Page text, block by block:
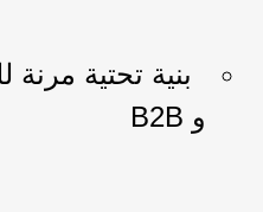
بنية تحتية مرنة
و B2B